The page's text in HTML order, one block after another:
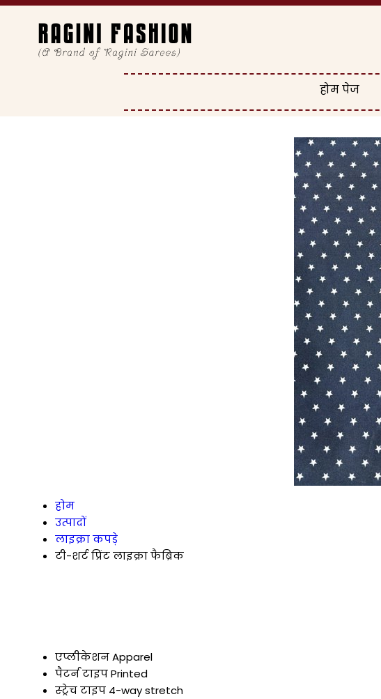
होम पेज
होम
उत्पादों
लाइक्रा कपड़े
टी-शर्ट प्रिंट लाइक्रा फैब्रिक
एप्लीकेशनApparel
पैटर्न टाइपPrinted
स्ट्रेच टाइप 4-way stretch